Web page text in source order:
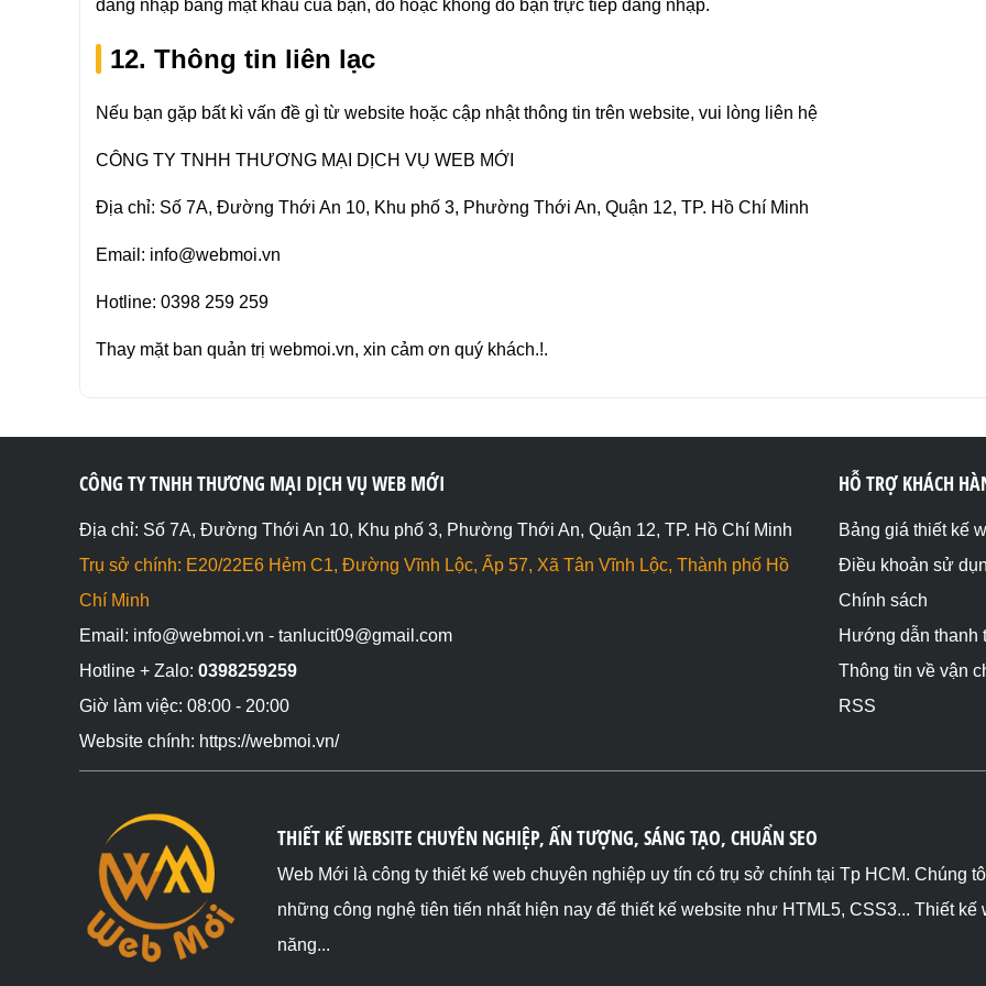
đăng nhập bằng mật khẩu của bạn, do hoặc không do bạn trực tiếp đăng nhập.
12. Thông tin liên lạc
Nếu bạn gặp bất kì vấn đề gì từ website hoặc cập nhật thông tin trên website, vui lòng liên hệ
CÔNG TY TNHH THƯƠNG MẠI DỊCH VỤ WEB MỚI
Địa chỉ: Số 7A, Đường Thới An 10, Khu phố 3, Phường Thới An, Quận 12, TP. Hồ Chí Minh
Email: info@webmoi.vn
Hotline: 0398 259 259
Thay mặt ban quản trị webmoi.vn, xin cảm ơn quý khách.!.
CÔNG TY TNHH THƯƠNG MẠI DỊCH VỤ WEB MỚI
Địa chỉ: Số 7A, Đường Thới An 10, Khu phố 3, Phường Thới An, Quận 12, TP. Hồ Chí Minh
Trụ sở chính: E20/22E6 Hẻm C1, Đường Vĩnh Lộc, Ấp 57, Xã Tân Vĩnh Lộc, Thành phố Hồ
Chí Minh
Email: info@webmoi.vn - tanlucit09@gmail.com
Hotline + Zalo: 0398259259
Giờ làm việc: 08:00 - 20:00
Website chính: https://webmoi.vn/
HỖ TRỢ KHÁCH
Bảng giá thiết kế
Điều khoản sử
Chính sách
Hướng dẫn thanh
Thông tin về vận
RSS
THIẾT KẾ WEBSITE CHUYÊN NGHIỆP, ẤN TƯỢNG, SÁNG TẠO, CHUẨN SEO
Web Mới là công ty thiết kế web chuyên nghiệp uy tín có trụ sở chính tại Tp HCM. Chúng
những công nghệ tiên tiến nhất hiện nay để thiết kế website như HTML5, CSS3... Thiết
năng...